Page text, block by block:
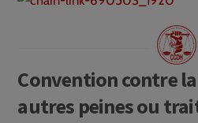
Convention contre
autres peines ou